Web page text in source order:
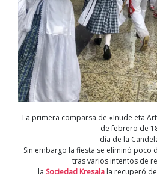
La primera comparsa de «Inude eta
de febrero de
día de la
Sin embargo la fiesta se eliminó poco
tras varios intentos de
la Sociedad Kresala la recuperó